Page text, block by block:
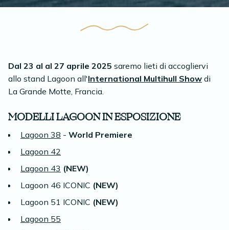
Dal 23 al al 27 aprile 2025 saremo lieti di accogliervi
allo stand Lagoon all'International Multihull Show di
La Grande Motte, Francia.
MODELLI LAGOON IN ESPOSIZIONE
Lagoon 38 - World Premiere
Lagoon 42
Lagoon 43 (NEW)
Lagoon 46 ICONIC (NEW)
Lagoon 51 ICONIC (NEW)
Lagoon 55